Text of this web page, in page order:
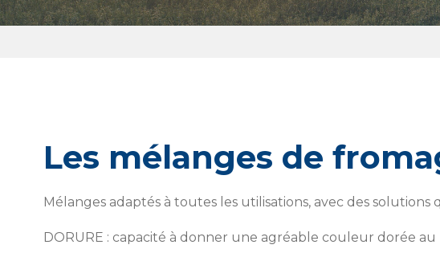
Les mélanges de
Mélanges adaptés à toutes les utilisations, avec des
DORURE : capacité à donner une agréable couleur dorée au